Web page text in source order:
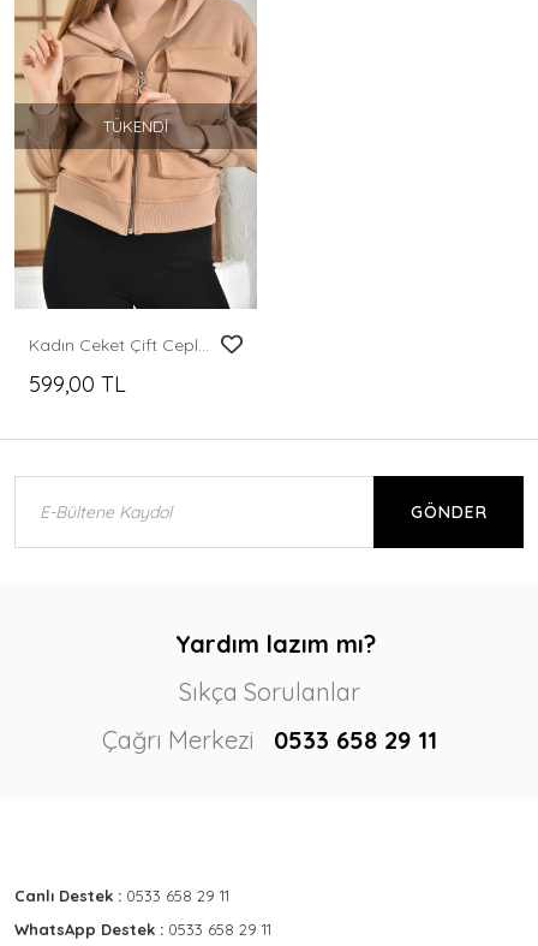
TÜKENDI
Kadın Ceket Çift Cepli Bel Boy Fermuarlı Şardonlu Ceket Camel - D005
599,00 TL
GÖNDER
Yardım lazım mı?
Sıkça Sorulanlar
Çağrı Merkezi
0533 658 29 11
Canlı Destek : 0533 658 29 11
WhatsApp Destek : 0533 658 29 11